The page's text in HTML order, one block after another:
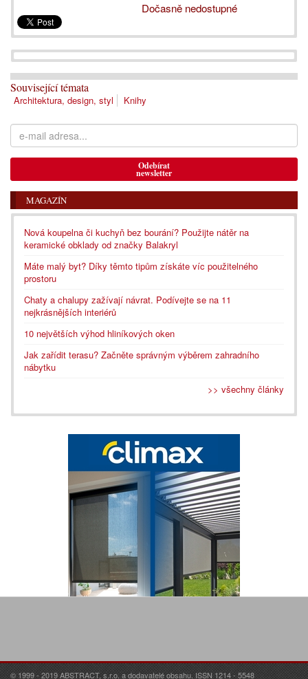
Dočasně nedostupné
Související témata
Architektura, design, styl Knihy
Odebírat
newsletter
MAGAZÍN
Nová koupelna či kuchyň bez bourání? Použijte nátěr na
keramické obklady od značky Balakryl
Máte malý byt? Díky těmto tipům získáte víc použitelného
prostoru
Chaty a chalupy zažívají návrat. Podívejte se na 11
nejkrásnějších interiérů
10 největších výhod hliníkových oken
Jak zařídit terasu? Začněte správným výběrem zahradního
nábytku
>> všechny články
© 1999 - 2019 ABSTRACT, s.r.o. a dodavatelé obsahu. ISSN 1214 - 5548